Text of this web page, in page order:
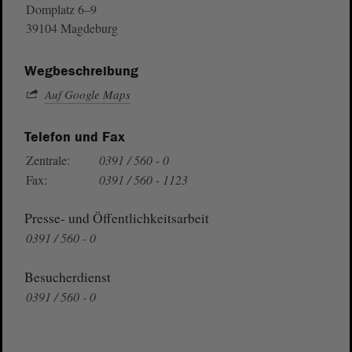
Domplatz 6–9
39104 Magdeburg
Wegbeschreibung
Auf Google Maps
Telefon und Fax
Zentrale:
0391 / 560 - 0
Fax:
0391 / 560 - 1123
Presse- und Öffentlichkeitsarbeit
0391 / 560 - 0
Besucherdienst
0391 / 560 - 0